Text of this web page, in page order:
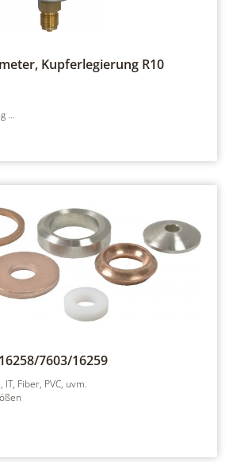
Kupferlegierung R10
...
7603/16259
IT, Fiber, PVC, uvm.